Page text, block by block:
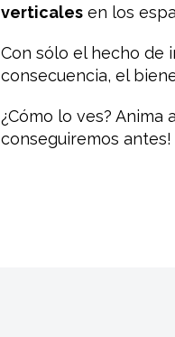
verticalesen los
Con sólo el hecho de
consecuencia, el
¿Cómo lo ves?
conseguiremos antes!